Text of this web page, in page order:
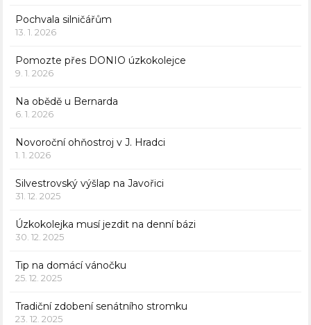
Pochvala silničářům
13. 1. 2026
Pomozte přes DONIO úzkokolejce
9. 1. 2026
Na obědě u Bernarda
6. 1. 2026
Novoroční ohňostroj v J. Hradci
1. 1. 2026
Silvestrovský výšlap na Javořici
31. 12. 2025
Úzkokolejka musí jezdit na denní bázi
30. 12. 2025
Tip na domácí vánočku
25. 12. 2025
Tradiční zdobení senátního stromku
23. 12. 2025